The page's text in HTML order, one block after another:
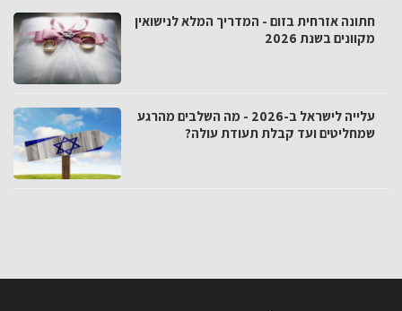
חתונה אזרחית בזום - המדריך המלא לנישואין
מקוונים בשנת 2026
עלייה לישראל ב-2026 - מה השלבים מהרגע
שמחליטים ועד קבלת תעודת עולה?